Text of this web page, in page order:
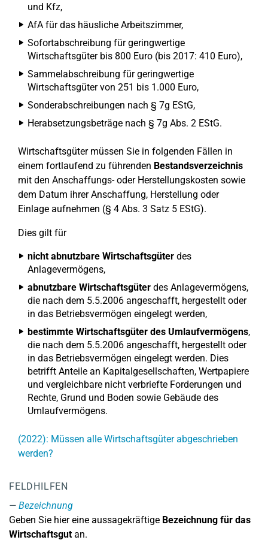
und Kfz,
AfA für das häusliche Arbeitszimmer,
Sofortabschreibung für geringwertige
Wirtschaftsgüter bis 800 Euro (bis 2017: 410 Euro),
Sammelabschreibung für geringwertige
Wirtschaftsgüter von 251 bis 1.000 Euro,
Sonderabschreibungen nach § 7g EStG,
Herabsetzungsbeträge nach § 7g Abs. 2 EStG.
Wirtschaftsgüter müssen Sie in folgenden Fällen in
einem fortlaufend zu führenden Bestandsverzeichnis
mit den Anschaffungs- oder Herstellungskosten sowie
dem Datum ihrer Anschaffung, Herstellung oder
Einlage aufnehmen (§ 4 Abs. 3 Satz 5 EStG).
Dies gilt für
nicht abnutzbare Wirtschaftsgüter des
Anlagevermögens,
abnutzbare Wirtschaftsgüter des Anlagevermögens,
die nach dem 5.5.2006 angeschafft, hergestellt oder
in das Betriebsvermögen eingelegt werden,
bestimmte Wirtschaftsgüter des Umlaufvermögens,
die nach dem 5.5.2006 angeschafft, hergestellt oder
in das Betriebsvermögen eingelegt werden. Dies
betrifft Anteile an Kapitalgesellschaften, Wertpapiere
und vergleichbare nicht verbriefte Forderungen und
Rechte, Grund und Boden sowie Gebäude des
Umlaufvermögens.
(2022): Müssen alle Wirtschaftsgüter abgeschrieben
werden?
FELDHILFEN
Bezeichnung
Geben Sie hier eine aussagekräftige Bezeichnung für das
Wirtschaftsgutan.